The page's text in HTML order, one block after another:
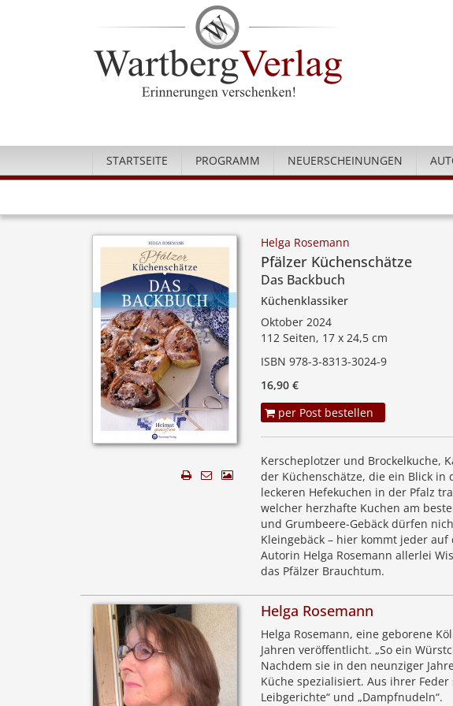
STARTSEITE PROGRAMM NEUERSCHEINUNGEN
Helga Rosemann
Pfälzer Küchenschätze
Das Backbuch
Küchenklassiker
Oktober 2024
112 Seiten, 17 x 24,5 cm
ISBN 978-3-8313-3024-9
16,90 €
per Post bestellen
Kerscheplotzer und Brockelkuche,
der Küchenschätze, die ein Blick in
leckeren Hefekuchen in der Pfalz
welcher herzhafte Kuchen am
und Grumbeere-Gebäck dürfen
Kleingebäck – hier kommt jeder
Autorin Helga Rosemann allerlei
das Pfälzer Brauchtum.
Helga Rosemann
Helga Rosemann, eine geborene
Jahren veröffentlicht. „So ein
Nachdem sie in den neunziger
Küche spezialisiert. Aus ihrer
Leibgerichte“ und „Dampfnudeln“.